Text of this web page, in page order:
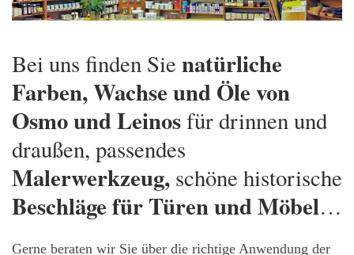
Bei uns finden Sie natürliche
Farben, Wachse und Öle von
Osmo und Leinosfür drinnen und
draußen, passendes
Malerwerkzeug, schöne historische
Beschläge für Türen und Möbel…
Gerne beraten wir Sie über die richtige Anwendung der